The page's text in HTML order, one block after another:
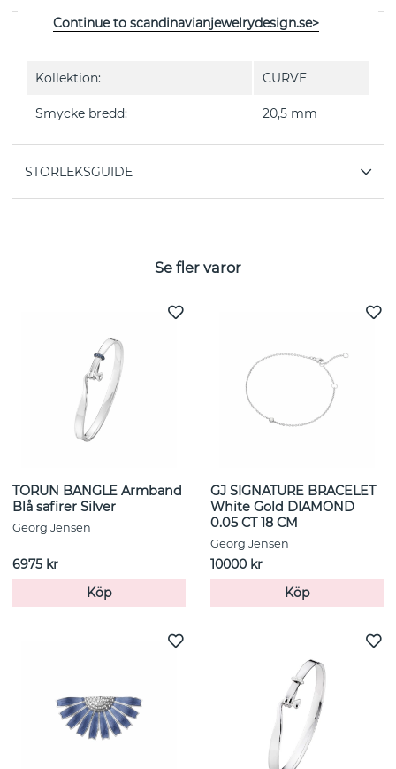
Kollektion: CURVE
Smycke bredd: 20,5 mm
STORLEKSGUIDE
Se fler varor
TORUN BANGLE Armband
Blå safirer Silver
Georg Jensen
6975 kr
Köp
GJ SIGNATURE BRACELET
White Gold DIAMOND
0.05 CT 18 CM
Georg Jensen
10000 kr
Köp
Continue to scandinavianjewelrydesign.se>